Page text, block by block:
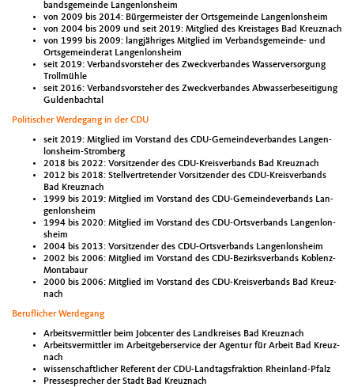
bands­ge­meinde Lan­gen­lon­sheim
von 2009 bis 2014: Bürg­er­meis­ter der Orts­ge­meinde Lan­gen­lon­sheim
von 2004 bis 2009 und seit 2019: Mit­glied des Kreistages Bad Kreuz­nach
von 1999 bis 2009: langjähriges Mit­glied im Ver­bands­ge­meinde- und
Orts­ge­mein­der­at Lan­gen­lon­sheim
seit 2019: Ver­bandsvorste­her des Zweck­ver­ban­des Wasserver­sorgung
Trollmüh­le
seit 2016: Ver­bandsvorste­her des Zweck­ver­ban­des Abwasserbe­sei­t­i­gung
Gulden­bach­tal
Poli­tis­ch­er Werde­gang in der CDU
seit 2019: Mit­glied im Vor­stand des CDU-Gemein­de­ver­ban­des Lan­gen­
lon­sheim-Stromberg
2018 bis 2022: Vor­sitzen­der des CDU-Kreisver­bands Bad Kreuz­nach
2012 bis 2018: Stel­lvertre­tender Vor­sitzen­der des CDU-Kreisver­bands
Bad Kreuz­nach
1999 bis 2019: Mit­glied im Vor­stand des CDU-Gemein­de­ver­bands Lan­
gen­lon­sheim
1994 bis 2020: Mit­glied im Vor­stand des CDU-Ortsver­bands Lan­gen­lon­
sheim
2004 bis 2013: Vor­sitzen­der des CDU-Ortsver­bands Lan­gen­lon­sheim
2002 bis 2006: Mit­glied im Vor­stand des CDU-Bezirksver­bands Koblenz-
Montabaur
2000 bis 2006: Mit­glied im Vor­stand des CDU-Kreisver­bands Bad Kreuz­
nach
Beru­flich­er Werde­gang
Arbeitsver­mit­tler beim Job­cen­ter des Land­kreis­es Bad Kreuz­nach
Arbeitsver­mit­tler im Arbeit­ge­berser­vice der Agen­tur für Arbeit Bad Kreuz­
nach
wis­senschaftlich­er Ref­er­ent der CDU-Land­tags­frak­tion Rhein­land-Pfalz
Press­esprech­er der Stadt Bad Kreuz­nach